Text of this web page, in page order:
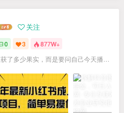
关注
0 3 877W+
不要问自己收获了多少果实，而是要问自己今天播种了多少种子